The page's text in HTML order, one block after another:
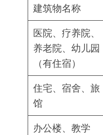
建筑物名称
医院、疗养院、
养老院、幼儿园
（有住宿）
住宅、宿舍、旅
馆
办公楼、教学